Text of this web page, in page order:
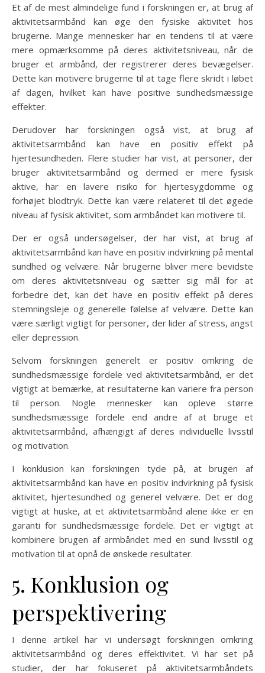
Et af de mest almindelige fund i forskningen er, at brug af
aktivitetsarmbånd kan øge den fysiske aktivitet hos
brugerne. Mange mennesker har en tendens til at være
mere opmærksomme på deres aktivitetsniveau, når de
bruger et armbånd, der registrerer deres bevægelser.
Dette kan motivere brugerne til at tage flere skridt i løbet
af dagen, hvilket kan have positive sundhedsmæssige
effekter.
Derudover har forskningen også vist, at brug af
aktivitetsarmbånd kan have en positiv effekt på
hjertesundheden. Flere studier har vist, at personer, der
bruger aktivitetsarmbånd og dermed er mere fysisk
aktive, har en lavere risiko for hjertesygdomme og
forhøjet blodtryk. Dette kan være relateret til det øgede
niveau af fysisk aktivitet, som armbåndet kan motivere til.
Der er også undersøgelser, der har vist, at brug af
aktivitetsarmbånd kan have en positiv indvirkning på mental
sundhed og velvære. Når brugerne bliver mere bevidste
om deres aktivitetsniveau og sætter sig mål for at
forbedre det, kan det have en positiv effekt på deres
stemningsleje og generelle følelse af velvære. Dette kan
være særligt vigtigt for personer, der lider af stress, angst
eller depression.
Selvom forskningen generelt er positiv omkring de
sundhedsmæssige fordele ved aktivitetsarmbånd, er det
vigtigt at bemærke, at resultaterne kan variere fra person
til person. Nogle mennesker kan opleve større
sundhedsmæssige fordele end andre af at bruge et
aktivitetsarmbånd, afhængigt af deres individuelle livsstil
og motivation.
I konklusion kan forskningen tyde på, at brugen af
aktivitetsarmbånd kan have en positiv indvirkning på fysisk
aktivitet, hjertesundhed og generel velvære. Det er dog
vigtigt at huske, at et aktivitetsarmbånd alene ikke er en
garanti for sundhedsmæssige fordele. Det er vigtigt at
kombinere brugen af armbåndet med en sund livsstil og
motivation til at opnå de ønskede resultater.
5. Konklusion og
perspektivering
I denne artikel har vi undersøgt forskningen omkring
aktivitetsarmbånd og deres effektivitet. Vi har set på
studier, der har fokuseret på aktivitetsarmbåndets